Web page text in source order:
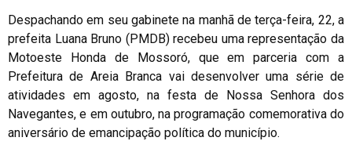
Despachando em seu gabinete na manhã de terça-feira, 22, a
prefeita Luana Bruno (PMDB) recebeu uma representação da
Motoeste Honda de Mossoró, que em parceria com a
Prefeitura de Areia Branca vai desenvolver uma série de
atividades em agosto, na festa de Nossa Senhora dos
Navegantes, e em outubro, na programação comemorativa do
aniversário de emancipação política do município.